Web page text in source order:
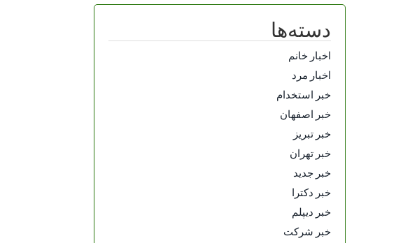
دسته‌ها
اخبار خانم
اخبار مرد
خبر استخدام
خبر اصفهان
خبر تبریز
خبر تهران
خبر جدید
خبر دکترا
خبر دیپلم
خبر شرکت